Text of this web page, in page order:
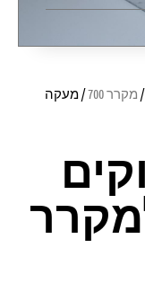
/ מקרר 700
/ מעקה